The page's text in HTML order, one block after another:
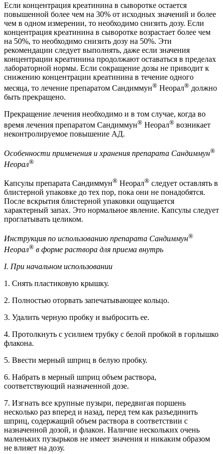
Если концентрация креатинина в сыворотке остается
повышенной более чем на 30% от исходных значений и более
чем в одном измерении, то необходимо снизить дозу. Если
концентрация креатинина в сыворотке возрастает более чем
на 50%, то необходимо снизить дозу на 50%. Эти
рекомендации следует выполнять, даже если значения
концентрации креатинина продолжают оставаться в пределах
лабораторной нормы. Если сокращение дозы не приводит к
снижению концентрации креатинина в течение одного
месяца, то лечение препаратом Сандиммун® Неорал® должно
быть прекращено.
Прекращение лечения необходимо и в том случае, когда во
время лечения препаратом Сандиммун® Неорал® возникает
неконтролируемое повышение АД.
Особенности применения и хранения препарата Сандиммун®
Неорал®
Капсулы препарата Сандиммун® Неорал® следует оставлять в
блистерной упаковке до тех пор, пока они не понадобятся.
После вскрытия блистерной упаковки ощущается
характерный запах. Это нормальное явление. Капсулы следует
проглатывать целиком.
Инструкция по использованию препарата Сандиммун®
Неорал® в форме раствора для приема внутрь
I. При начальном использовании
1. Снять пластиковую крышку.
2. Полностью оторвать запечатывающее кольцо.
3. Удалить черную пробку и выбросить ее.
4. Протолкнуть с усилием трубку с белой пробкой в горлышко
флакона.
5. Ввести мерный шприц в белую пробку.
6. Набрать в мерный шприц объем раствора,
соответствующий назначенной дозе.
7. Изгнать все крупные пузыри, передвигая поршень
несколько раз вперед и назад, перед тем как разъединить
шприц, содержащий объем раствора в соответствии с
назначенной дозой, и флакон. Наличие нескольких очень
маленьких пузырьков не имеет значения и никаким образом
не влияет на дозу.